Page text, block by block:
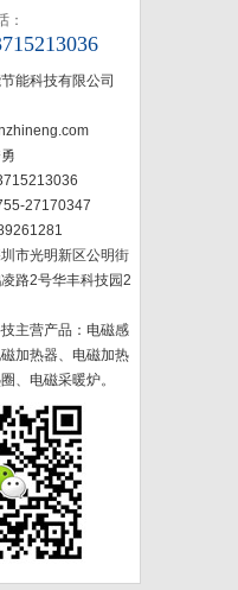
：
能科技有限公司
27170347
市光明新区公明街
路2号华丰科技园2
主营产品：电磁感
加热器、电磁加热
、电磁采暖炉。